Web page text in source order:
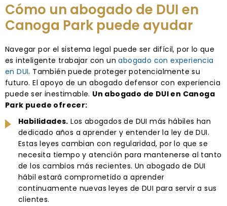
Cómo un abogado de DUI en
Canoga Park puede ayudar
Navegar por el sistema legal puede ser difícil, por lo que
es inteligente trabajar con unabogado con experiencia
en DUI. También puede proteger potencialmente su
futuro. El apoyo de un abogado defensor con experiencia
puede ser inestimable. Un abogado de DUI en Canoga
Park puede ofrecer:
Habilidades. Los abogados de DUI más hábiles han
dedicado años a aprender y entender la ley de DUI.
Estas leyes cambian con regularidad, por lo que se
necesita tiempo y atención para mantenerse al tanto
de los cambios más recientes. Un abogado de DUI
hábil estará comprometido a aprender
continuamente nuevas leyes de DUI para servir a sus
clientes.